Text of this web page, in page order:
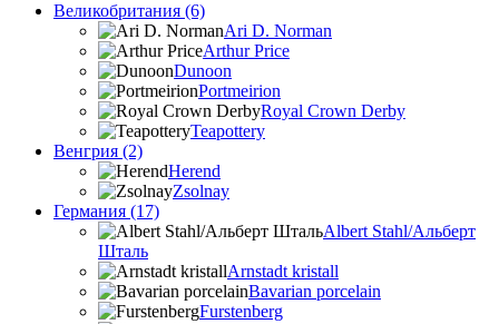
Великобритания (6)
Ari D. Norman
Arthur Price
Dunoon
Portmeirion
Royal Crown Derby
Teapottery
Венгрия (2)
Herend
Zsolnay
Германия (17)
Albert Stahl/Альбеpт
Шталь
Arnstadt kristall
Bavarian porcelain
Furstenberg